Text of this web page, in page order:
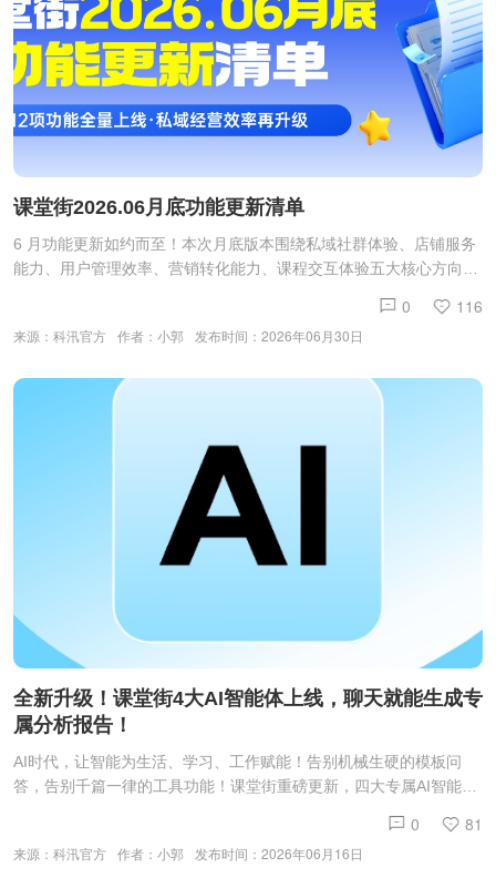
课堂街2026.06月底功能更新清单
6 月功能更新如约而至！本次月底版本围绕私域社群体验、店铺服务
能力、用户管理效率、营销转化能力、课程交互体验五大核心方向，
优化，助力商家更高效经营知识付费私域店铺。本次更新详情如下：
01 私域社群已全面升级优化社群已重磅更新，本次迭代从社群的内
用体验。内容发布功能全面升级，告别单一图片发布形式，新增音
116
0
来源：科汛官方 作者：小郭 发布时间：2026年06月30日
全新升级！课堂街4大AI智能体上线，聊天就能生成专
属分析报告！
AI时代，让智能为生活、学习、工作赋能！告别机械生硬的模板问
答，告别千篇一律的工具功能！课堂街重磅更新，四大专属AI智能体
天交互+个性化专属报告」体验。无需复杂操作，不用精准指令，你
只需要轻松和AI唠嗑、随心沟通，智能体就会自动捕捉你的需求、状
81
0
来源：科汛官方 作者：小郭 发布时间：2026年06月16日